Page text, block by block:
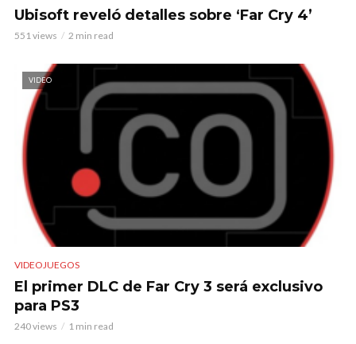
Ubisoft reveló detalles sobre ‘Far Cry 4’
551 views 2 min read
VIDEO
VIDEOJUEGOS
El primer DLC de Far Cry 3 será exclusivo
para PS3
240 views 1 min read